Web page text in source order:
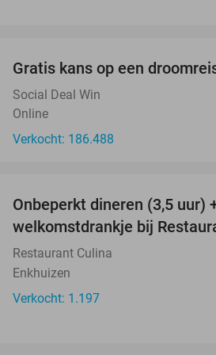
Gratis kans op een
Social Deal Win
Online
Verkocht: 186.488
Onbeperkt dineren (3,5 uur)
welkomstdrankje bij
Restaurant Culina
Enkhuizen
Verkocht: 1.197